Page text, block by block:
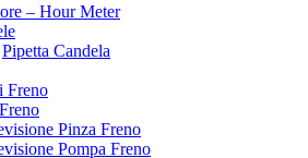
– Hour Meter
Pipetta Candela
Freno
Pinza Freno
Pompa Freno